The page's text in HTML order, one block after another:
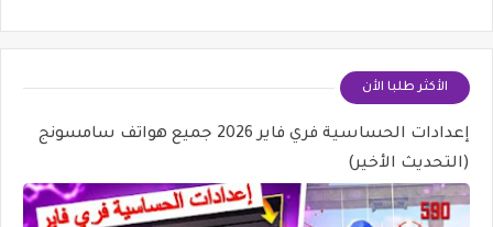
الأكثر طلبا الأن
إعدادات الحساسية فري فاير 2026 جميع هواتف سامسونج
(التحديث الأخير)